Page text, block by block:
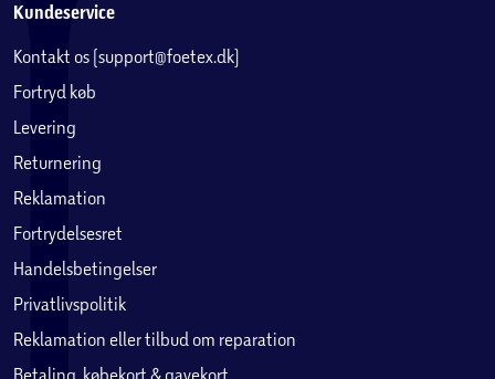
Kundeservice
Kontakt os (support@foetex.dk)
Fortryd køb
Levering
Returnering
Reklamation
Fortrydelsesret
Handelsbetingelser
Privatlivspolitik
Reklamation eller tilbud om reparation
Betaling, købekort & gavekort